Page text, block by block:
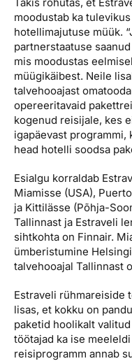
moodustab ka
hotellimajutuse müük.
partnerstaatuse
mis moodustas
müügikäibest. Neile
talvehooajast
opereeritavaid
kogenud reisijale, kes
igapäevast programmi,
head hotelli soodsa
Esialgu korraldab
Miamisse (USA),
ja Kittilässe (Põhja-
Tallinnast ja Estraveli
sihtkohta on Finnair.
ümberistumine
talvehooajal Tallinnast
Estraveli rühmareiside
lisas, et kokku on
paketid hoolikalt
töötajad ka ise
reisiprogramm annab